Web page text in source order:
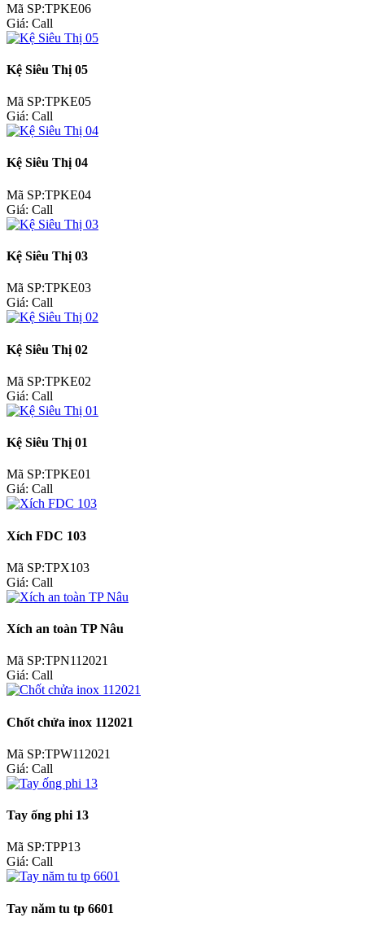
Mã SP:TPKE06
Giá: Call
Kệ Siêu Thị 05
Mã SP:TPKE05
Giá: Call
Kệ Siêu Thị 04
Mã SP:TPKE04
Giá: Call
Kệ Siêu Thị 03
Mã SP:TPKE03
Giá: Call
Kệ Siêu Thị 02
Mã SP:TPKE02
Giá: Call
Kệ Siêu Thị 01
Mã SP:TPKE01
Giá: Call
Xích FDC 103
Mã SP:TPX103
Giá: Call
Xích an toàn TP Nâu
Mã SP:TPN112021
Giá: Call
Chốt chửa inox 112021
Mã SP:TPW112021
Giá: Call
Tay ống phi 13
Mã SP:TPP13
Giá: Call
Tay năm tu tp 6601